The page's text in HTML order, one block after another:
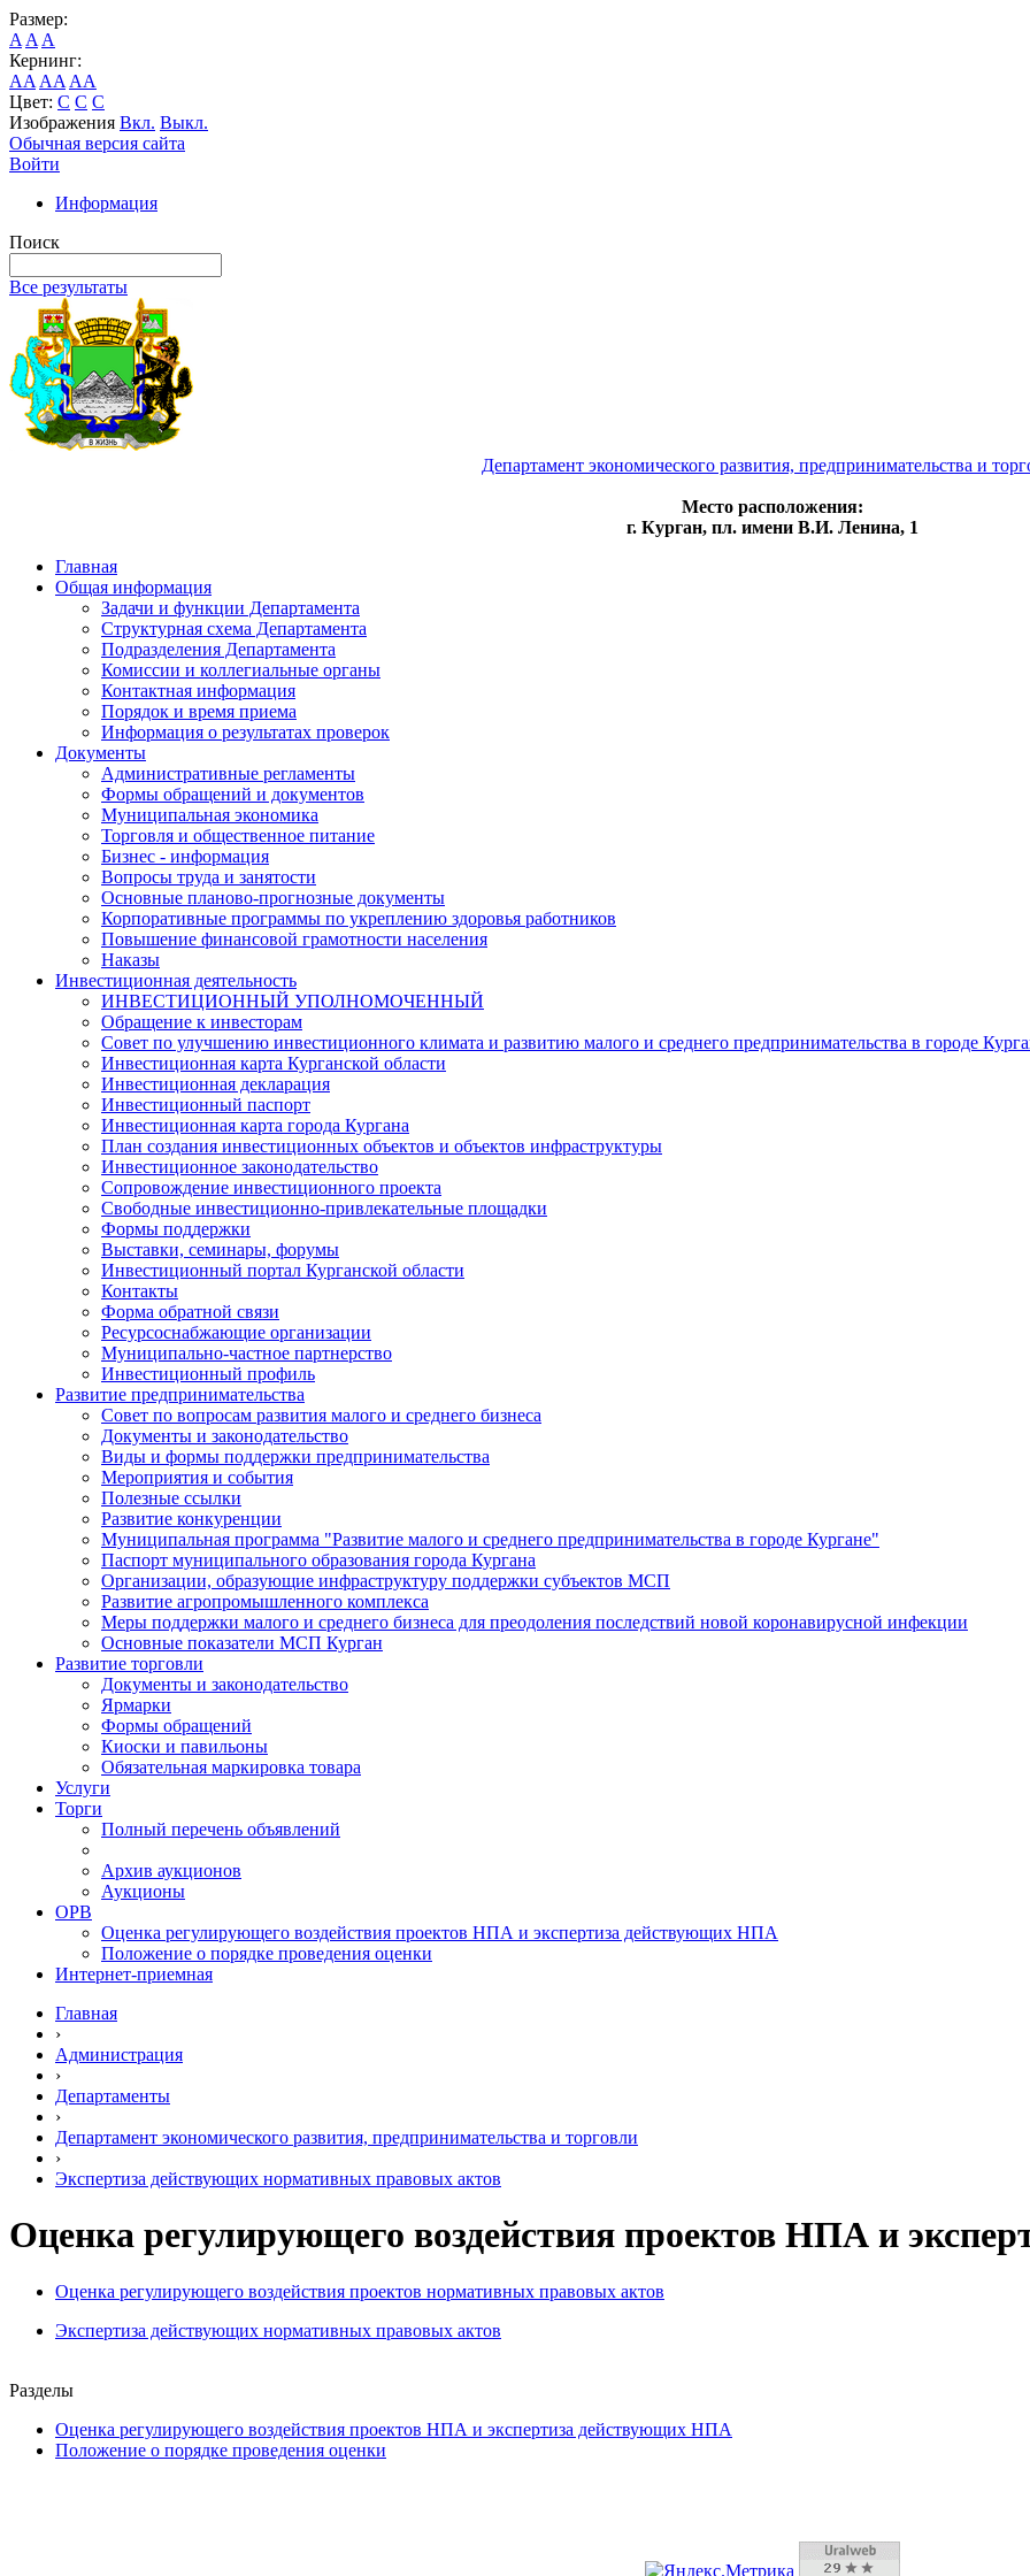
Размер:
A A A
Кернинг:
AA AA AA
Цвет: C C C
Изображения Вкл. Выкл.
Обычная версия сайта
Войти
Информация
Поиск
Все результаты
Департамент экономического развития, предпринимательства и
Место расположения:
г. Курган, пл. имени В.И. Ленина, 1
Главная
Общая информация
Задачи и функции Департамента
Структурная схема Департамента
Подразделения Департамента
Комиссии и коллегиальные органы
Контактная информация
Порядок и время приема
Информация о результатах проверок
Документы
Административные регламенты
Формы обращений и документов
Муниципальная экономика
Торговля и общественное питание
Бизнес - информация
Вопросы труда и занятости
Основные планово-прогнозные документы
Корпоративные программы по укреплению здоровья работников
Повышение финансовой грамотности населения
Наказы
Инвестиционная деятельность
ИНВЕСТИЦИОННЫЙ УПОЛНОМОЧЕННЫЙ
Обращение к инвесторам
Совет по улучшению инвестиционного климата и развитию малого и среднего предпринимательства в городе
Инвестиционная карта Курганской области
Инвестиционная декларация
Инвестиционный паспорт
Инвестиционная карта города Кургана
План создания инвестиционных объектов и объектов инфраструктуры
Инвестиционное законодательство
Сопровождение инвестиционного проекта
Свободные инвестиционно-привлекательные площадки
Формы поддержки
Выставки, семинары, форумы
Инвестиционный портал Курганской области
Контакты
Форма обратной связи
Ресурсоснабжающие организации
Муниципально-частное партнерство
Инвестиционный профиль
Развитие предпринимательства
Совет по вопросам развития малого и среднего бизнеса
Документы и законодательство
Виды и формы поддержки предпринимательства
Мероприятия и события
Полезные ссылки
Развитие конкуренции
Муниципальная программа "Развитие малого и среднего предпринимательства в городе Кургане"
Паспорт муниципального образования города Кургана
Организации, образующие инфраструктуру поддержки субъектов МСП
Развитие агропромышленного комплекса
Меры поддержки малого и среднего бизнеса для преодоления последствий новой коронавирусной инфекции
Основные показатели МСП Курган
Развитие торговли
Документы и законодательство
Ярмарки
Формы обращений
Киоски и павильоны
Обязательная маркировка товара
Услуги
Торги
Полный перечень объявлений
Архив аукционов
Аукционы
ОРВ
Оценка регулирующего воздействия проектов НПА и экспертиза действующих НПА
Положение о порядке проведения оценки
Интернет-приемная
Главная
›
Администрация
›
Департаменты
›
Департамент экономического развития, предпринимательства и торговли
›
Экспертиза действующих нормативных правовых актов
Оценка регулирующего воздействия проектов НПА и
Оценка регулирующего воздействия проектов нормативных правовых актов
Экспертиза действующих нормативных правовых актов
Разделы
Оценка регулирующего воздействия проектов НПА и экспертиза действующих НПА
Положение о порядке проведения оценки